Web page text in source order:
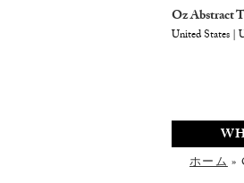
ホーム»
Oz Abstract
United States |